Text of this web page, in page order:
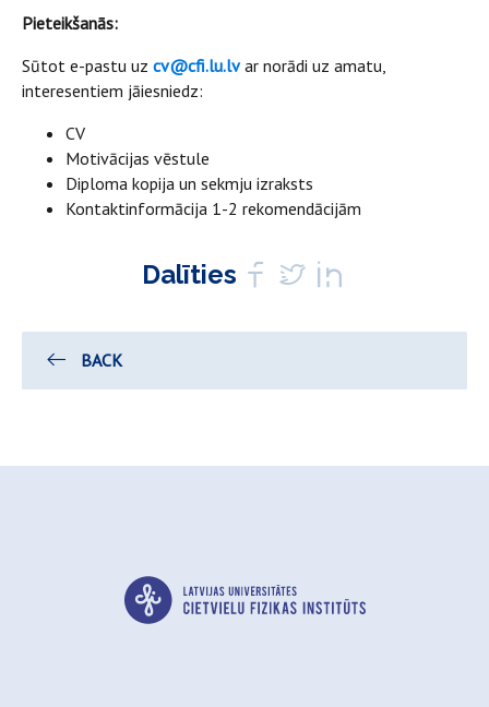
Pieteikšanās:
Sūtot e-pastu uz cv@cfi.lu.lvar norādi uz amatu,
interesentiem jāiesniedz:
CV
Motivācijas vēstule
Diploma kopija un sekmju izraksts
Kontaktinformācija 1-2 rekomendācijām
Dalīties
BACK